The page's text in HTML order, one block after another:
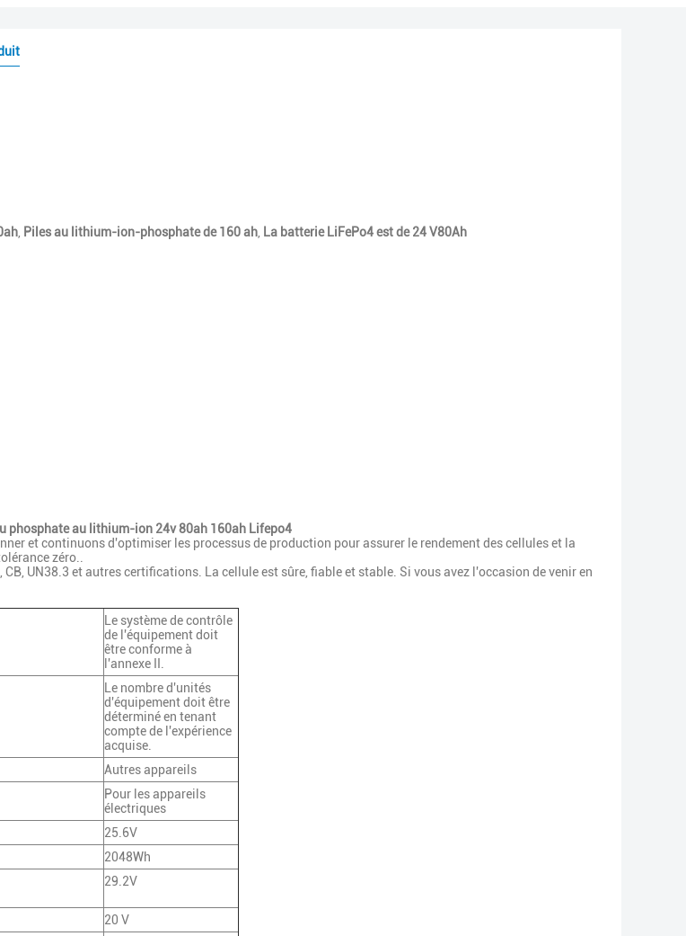
Piles au lithium-ion-phosphate de 160 ah La batterie LiFePo4 est de 24 V80Ah
phosphate au lithium-ion 24v 80ah 160ah Lifepo4
et continuons d'optimiser les processus de production pour assurer le rendement des cellules et la
zéro..
UN38.3 et autres certifications. La cellule est sûre, fiable et stable. Si vous avez l'occasion de venir en
Le système de contrôle
de l'équipement doit
être conforme à
l'annexe II.
Le nombre d'unités
d'équipement doit être
déterminé en tenant
compte de l'expérience
acquise.
Autres appareils
Pour les appareils
électriques
25.6V
2048Wh
29.2V
20 V